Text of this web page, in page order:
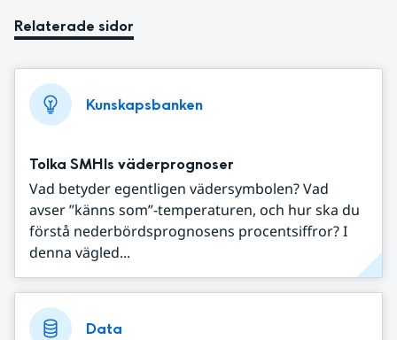
Relaterade sidor
Kunskapsbanken
Tolka SMHIs väderprognoser
Vad betyder egentligen vädersymbolen? Vad
avser ”känns som”-temperaturen, och hur ska du
förstå nederbördsprognosens procentsiffror? I
denna vägled...
Data